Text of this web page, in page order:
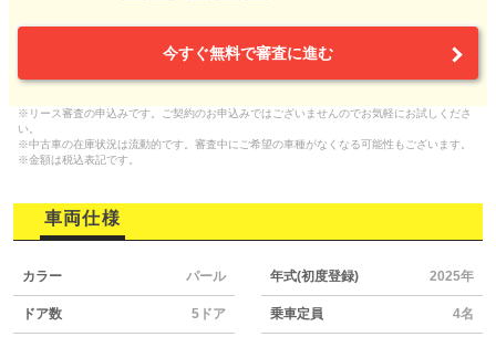
今すぐ無料で審査に進む
※リース審査の申込みです。ご契約のお申込みではございませんのでお気軽にお試しくださ
い。
※中古車の在庫状況は流動的です。審査中にご希望の車種がなくなる可能性もございます。
※金額は税込表記です。
車両仕様
カラー パール 年式(初度登録) 2025年
ドア数 5ドア 乗車定員 4名